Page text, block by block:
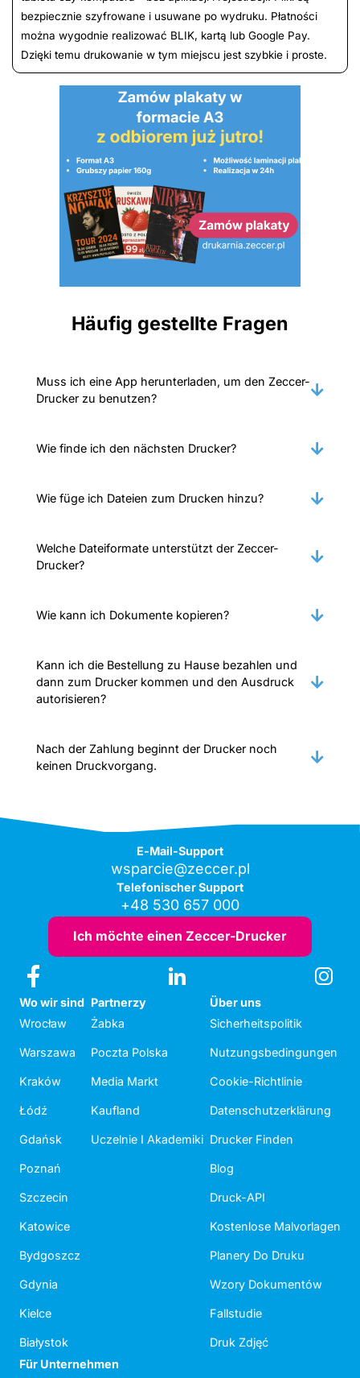
bezpiecznie szyfrowane i usuwane po wydruku. Płatności
można wygodnie realizować BLIK, kartą lub Google Pay.
Dzięki temu drukowanie w tym miejscu jest szybkie i proste.
Häufig gestellte Fragen
Muss ich eine App herunterladen, um den Zeccer-
Drucker zu benutzen?
Wie finde ich den nächsten Drucker?
Wie füge ich Dateien zum Drucken hinzu?
Welche Dateiformate unterstützt der Zeccer-
Drucker?
Wie kann ich Dokumente kopieren?
Kann ich die Bestellung zu Hause bezahlen und
dann zum Drucker kommen und den Ausdruck
autorisieren?
Nach der Zahlung beginnt der Drucker noch
keinen Druckvorgang.
E-Mail-Support
wsparcie@zeccer.pl
Telefonischer Support
+48 530 657 000
Ich möchte einen Zeccer-Drucker
Wo wir sind
Wrocław
Warszawa
Kraków
Łódź
Gdańsk
Poznań
Szczecin
Katowice
Bydgoszcz
Gdynia
Kielce
Białystok
Partnerzy
Żabka
Poczta Polska
Media Markt
Kaufland
Uczelnie I Akademiki
Über uns
Sicherheitspolitik
Nutzungsbedingungen
Cookie-Richtlinie
Datenschutzerklärung
Drucker Finden
Blog
Druck-API
Kostenlose Malvorlagen
Planery Do Druku
Wzory Dokumentów
Fallstudie
Druk Zdjęć
Für Unternehmen